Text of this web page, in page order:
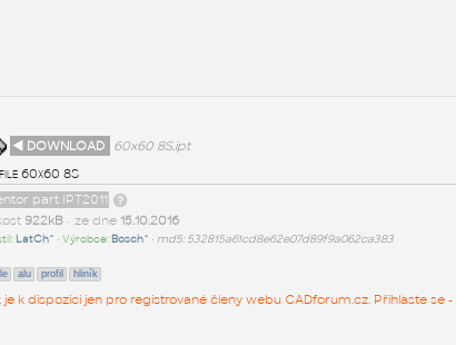
◄ DOWNLOAD
60x60 8S.ipt
60x60 8S
part IPT2011
922kB• ze dne 15.10.2016
LatCh^ • Výrobce: Bosch^ • md5: 532815a61cd8e62e07d89f9a062ca383
alu profil hliník
je k dispozici jen pro registrované členy webu CADforum.cz. Přihlaste se -